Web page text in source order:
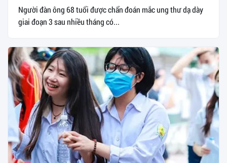
Người đàn ông 68 tuổi được chẩn đoán mắc ung thư dạ dày
giai đoạn 3 sau nhiều tháng có...